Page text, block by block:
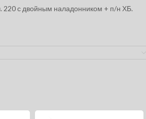
220 с двойным наладонником + п/н ХБ.